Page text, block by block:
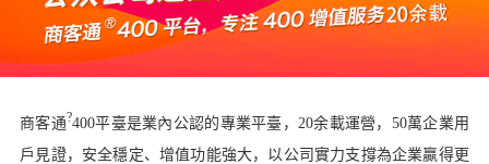
商客通?400平臺是業內公認的專業平臺，20余載運營，50萬企業用
戶見證，安全穩定、增值功能強大，以公司實力支撐為企業贏得更